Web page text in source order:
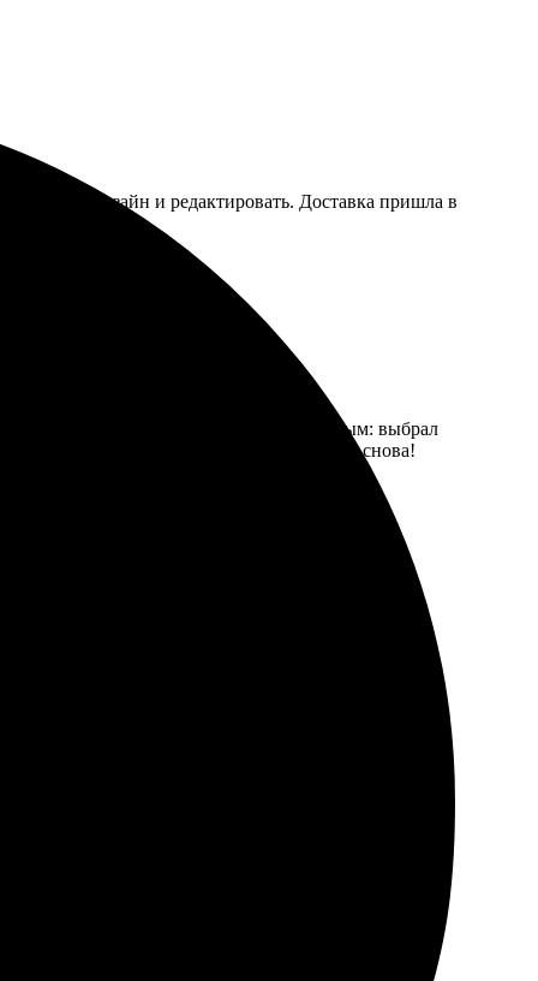
выбрать дизайн и редактировать. Доставка пришла в
цвета яркие. Процесс оказался простым: выбрал
в срок. Обязательно буду обращаться снова!
сделали, сразу выдали готовое. Отличное
отличное, цвета яркие. Понравилась упаковка, всё